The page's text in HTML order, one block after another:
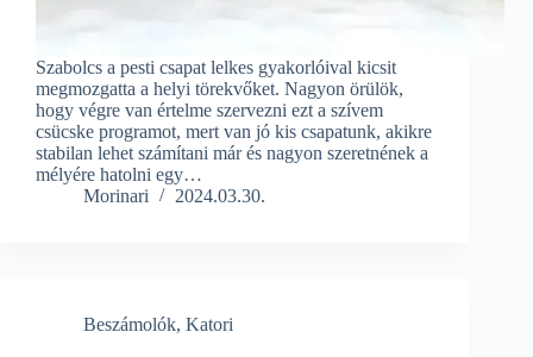
Szabolcs a pesti csapat lelkes gyakorlóival kicsit
megmozgatta a helyi törekvőket. Nagyon örülök,
hogy végre van értelme szervezni ezt a szívem
csücske programot, mert van jó kis csapatunk, akikre
stabilan lehet számítani már és nagyon szeretnének a
mélyére hatolni egy…
Morinari
2024.03.30.
Beszámolók, Katori